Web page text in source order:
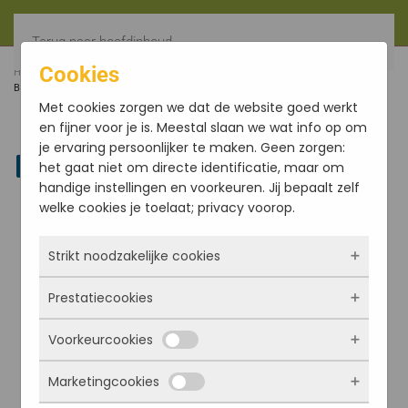
Terug naar hoofdinhoud
HOME FILTER
BORDEAUX ROOD
Linkedin
Cookies
Met cookies zorgen we dat de website goed werkt
en fijner voor je is. Meestal slaan we wat info op om
je ervaring persoonlijker te maken. Geen zorgen:
het gaat niet om directe identificatie, maar om
handige instellingen en voorkeuren. Jij bepaalt zelf
welke cookies je toelaat; privacy voorop.
Strikt noodzakelijke cookies
Deze cookies zorgen ervoor dat de website
überhaupt werkt. Ze zijn dus altijd actief en
kunnen niet worden uitgezet. Meestal worden
ze alleen geplaatst als jij iets doet, zoals
inloggen, een formulier invullen of je
Prestatiecookies
Met deze cookies zien we hoe vaak onze site
bezocht wordt, waar bezoekers vandaan
komen en welke pagina’s populair zijn. Zo
Voorkeurcookies
Deze cookies onthouden jouw voorkeuren.
Marketingcookies